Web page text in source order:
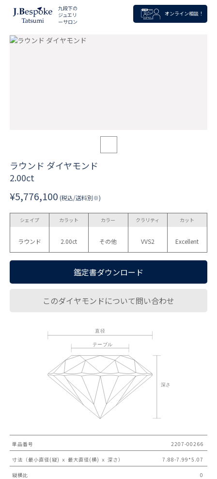
九段下の
ジュエリ
ーサロン
オンライン相談！
ラウンド ダイヤモンド
2.00ct
¥5,776,100 (税込/送料別※)
シェイプ
ラウンド
カラット
2.00ct
カラー
その他
クラリティ
VVS2
カット
Excellent
鑑定書ダウンロード
このダイヤモンドについて問い合わせ
単品番号 2207-00266
寸法（最小直径(縦) ｘ 最大直径(横) ｘ 深さ） 7.88-7.99*5.07
縦横比 0